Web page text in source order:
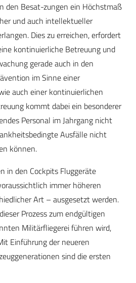
den Besat-zungen ein Höchstmaß
und auch intellektueller
Dies zu erreichen, erfordert
kontinuierliche Betreuung und
gerade auch in den
im Sinne einer
auch einer kontinuierlichen
kommt dabei ein besonderer
Personal im Jahrgang nicht
Ausfälle nicht
können.
in den Cockpits Fluggeräte
immer höheren
Art – ausgesetzt werden.
Prozess zum endgültigen
Militärfliegerei führen wird,
Einführung der neueren
sind die ersten